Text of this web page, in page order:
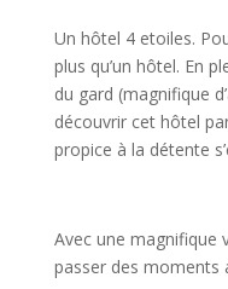
Un hôtel 4 etoiles.
plus qu’un hôtel. En
du gard (magnifique
découvrir cet hôtel
propice à la détente
Avec une magnifique
passer des moments